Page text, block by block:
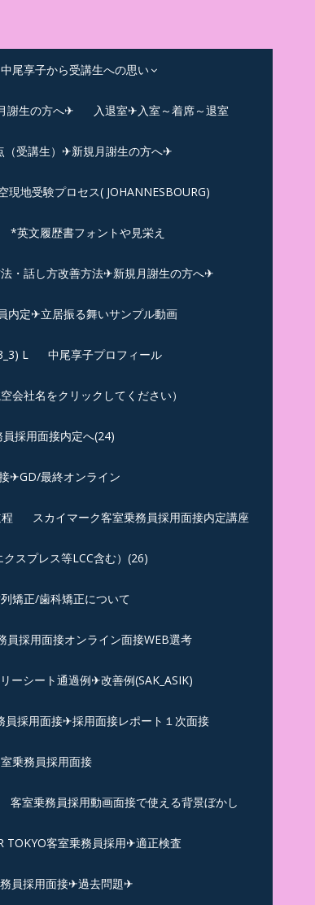
中尾享子から受講生への思い
謝生の方へ✈ 入退室✈入室～着席～退室
（受講生）✈新規月謝生の方へ✈
現地受験プロセス( JOHANNESBOURG)
*英文履歴書フォントや見栄え
・話し方改善方法✈新規月謝生の方へ✈
内定✈立居振る舞いサンプル動画
L 中尾享子プロフィール
会社名をクリックしてください）
採用面接内定へ(24)
✈GD/最終オンライン
スカイマーク客室乗務員採用面接内定講座
スプレス等LCC含む）(26)
列矯正/歯科矯正について
員採用面接オンライン面接WEB選考
ーシート通過例✈改善例(SAK_ASIK)
員採用面接✈採用面接レポート１次面接
乗務員採用面接
客室乗務員採用動画面接で使える背景ぼかし
TOKYO客室乗務員採用✈適正検査
員採用面接✈過去問題✈︎